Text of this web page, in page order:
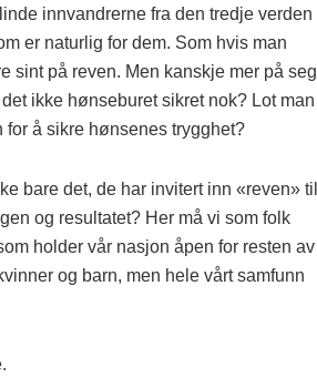
innvandrerne fra den tredje verden
er naturlig for dem. Som hvis man
sint på reven. Men kanskje mer på seg
ikke hønseburet sikret nok? Lot man
å sikre hønsenes trygghet?
bare det, de har invitert inn «reven» til
og resultatet? Her må vi som folk
holder vår nasjon åpen for resten av
og barn, men hele vårt samfunn